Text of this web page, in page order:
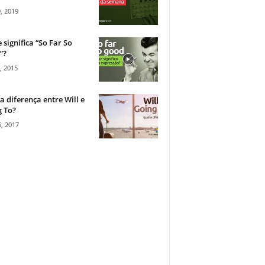
2019
significa “So Far So
2015
diferença entre Will e
To?
2017